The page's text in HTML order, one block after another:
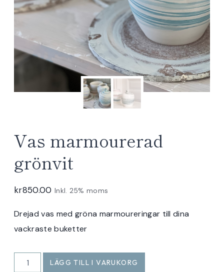
Vas marmourerad
grönvit
kr850.00 Inkl. 25% moms
Drejad vas med gröna marmoureringar till dina
vackraste buketter
Vas
LÄGG TILL I VARUKORG